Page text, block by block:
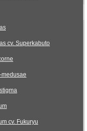
cv. Superkabuto
medusae
cv. Fukuryu